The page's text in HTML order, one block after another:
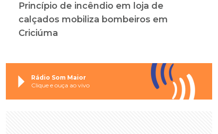
Princípio de incêndio em loja de
calçados mobiliza bombeiros em
Criciúma
Rádio Som Maior
Clique e ouça ao vivo